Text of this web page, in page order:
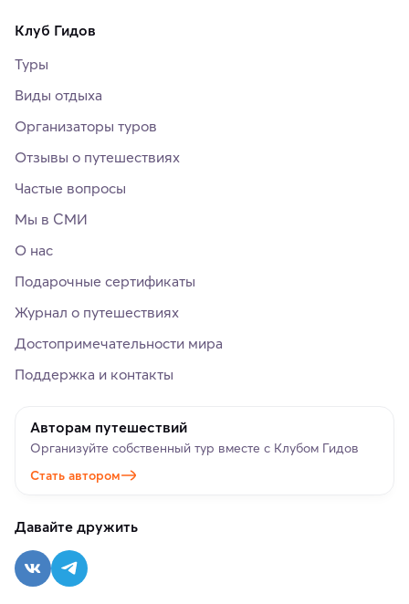
Клуб Гидов
Туры
Виды отдыха
Организаторы туров
Отзывы о путешествиях
Частые вопросы
Мы в СМИ
О нас
Подарочные сертификаты
Журнал о путешествиях
Достопримечательности мира
Поддержка и контакты
Авторам путешествий
Организуйте собственный тур вместе с Клубом Гидов
Стать автором
Давайте дружить